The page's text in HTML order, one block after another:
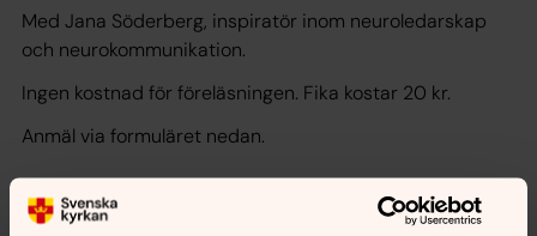
Med Jana Söderberg, inspiratör inom neuroledarskap
och neurokommunikation.
Ingen kostnad för föreläsningen. Fika kostar 20 kr.
Anmäl via formuläret nedan.
Här anmäler du till kvällen med Jana Söderberg, i